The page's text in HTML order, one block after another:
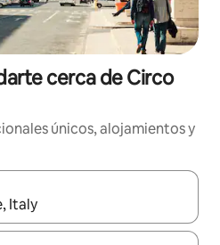
cerca de Circo
únicos, alojamientos y
disponibles, navega con las